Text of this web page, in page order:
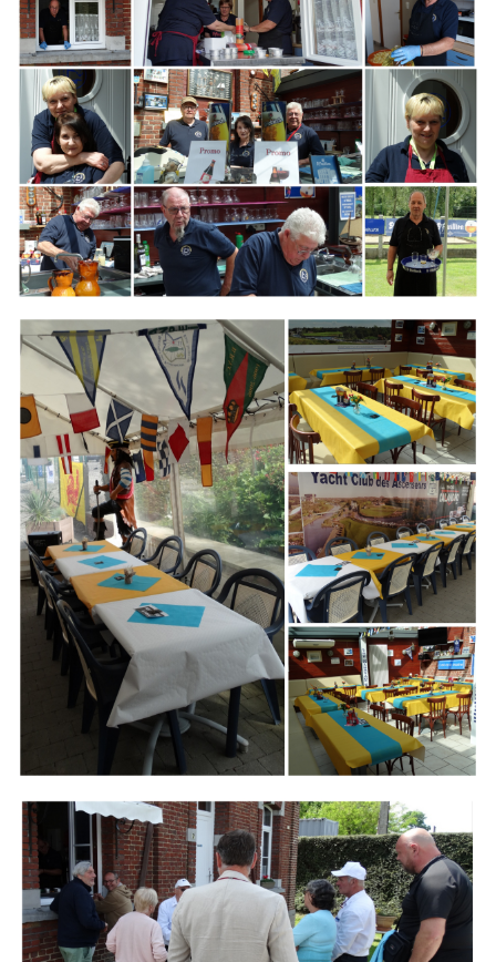
Branding
ARMCHAIR
Branding
ARMCHAIR